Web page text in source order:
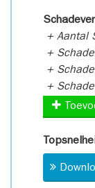
+ Aantal
+
+
+